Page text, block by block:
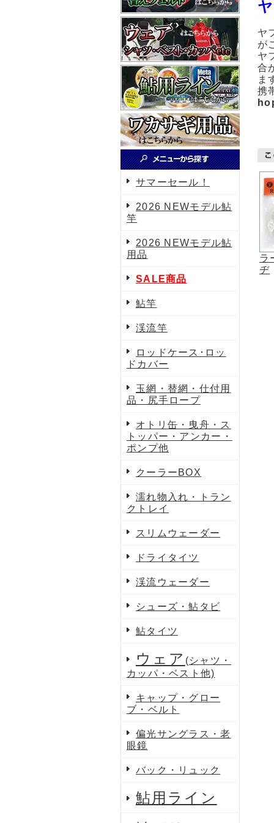
サマーセール！
2026 NEWモデル鮎
竿
2026 NEWモデル鮎
用品
SALE商品
鮎竿
渓流竿
ロッドケース･ロッ
ドカバー
玉網・替網・仕付用
品・尻手ロープ
オトリ缶・曳舟・ス
トッパー・アンカー・
ポンプ他
クーラーBOX
濡れ物入れ・トラン
クトレイ
スリムウェーダー
ドライタイツ
渓流ウェーダー
シューズ・鮎タビ
鮎タイツ
ウェア (シャツ・
カッパ・ベスト他)
キャップ・グロー
ブ・ベルト
偏光サングラス・老
眼鏡
バック・リュック
鮎用ライン
ヤ
が
ヤ
合
ま
携
ラ
ヂ